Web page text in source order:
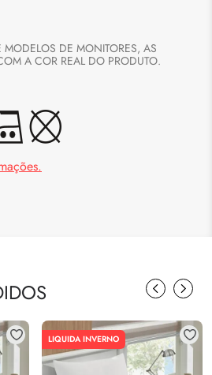
DE MONITORES, AS
A COR REAL DO PRODUTO.
LIQUIDA INVERNO